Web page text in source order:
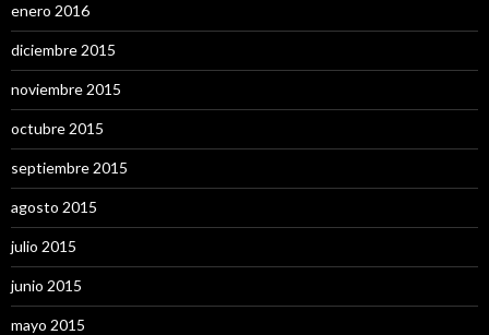
enero 2016
diciembre 2015
noviembre 2015
octubre 2015
septiembre 2015
agosto 2015
julio 2015
junio 2015
mayo 2015